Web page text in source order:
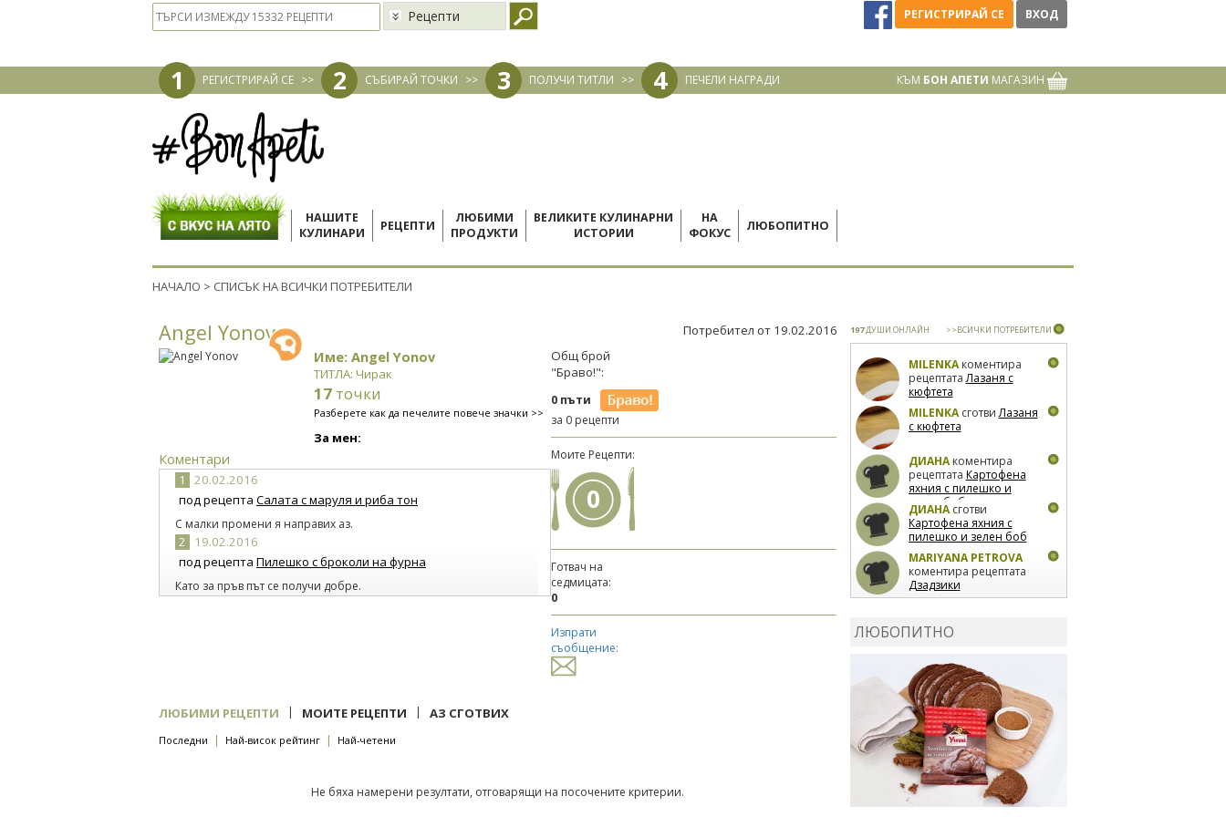
Рецепти РЕГИСТРИРАЙ СЕ ВХОД
1 РЕГИСТРИРАЙ СЕ >> 2 СЪБИРАЙ ТОЧКИ >> 3 ПОЛУЧИ ТИТЛИ >> 4 ПЕЧЕЛИ НАГРАДИ КЪМ БОН АПЕТИ МАГАЗИН
НАШИТЕ
КУЛИНАРИ
РЕЦЕПТИ
ЛЮБИМИ
ПРОДУКТИ
ВЕЛИКИТЕ КУЛИНАРНИ
ИСТОРИИ
НА
ФОКУС
ЛЮБОПИТНО
НАЧАЛО > СПИСЪК НА ВСИЧКИ ПОТРЕБИТЕЛИ
Angel Yonov Потребител от 19.02.2016
Име: Angel Yonov
ТИТЛА: Чирак
17 точки
Разберете как да печелите повече значки >>
За мен:
Коментари
1
20.02.2016
под рецепта Салата с маруля и риба тон
С малки промени я направих аз.
2
19.02.2016
под рецепта Пилешко с броколи на фурна
Като за пръв път се получи добре.
Общ брой
"Браво!":
0 пъти
за 0 рецепти
Моите Рецепти:
0
Готвач на
седмицата:
0
Изпрати
съобщение:
ЛЮБИМИ РЕЦЕПТИ | МОИТЕ РЕЦЕПТИ | АЗ СГОТВИХ
Последни | Най-висок рейтинг | Най-четени
Не бяха намерени резултати, отговарящи на посочените критерии.
197ДУШИ ОНЛАЙН >>ВСИЧКИ ПОТРЕБИТЕЛИ
MILENKAкоментира
рецептатаЛазаня с
кюфтета
MILENKAсготвиЛазаня
с кюфтета
ДИАНАкоментира
рецептата Картофена
яхния с пилешко и
зелен боб
ДИАНАсготви
Картофена яхния с
пилешко и зелен боб
MARIYANA PETROVA
коментира рецептата
Дзадзики
сготвиДзадзики
ЛЮБОПИТНО